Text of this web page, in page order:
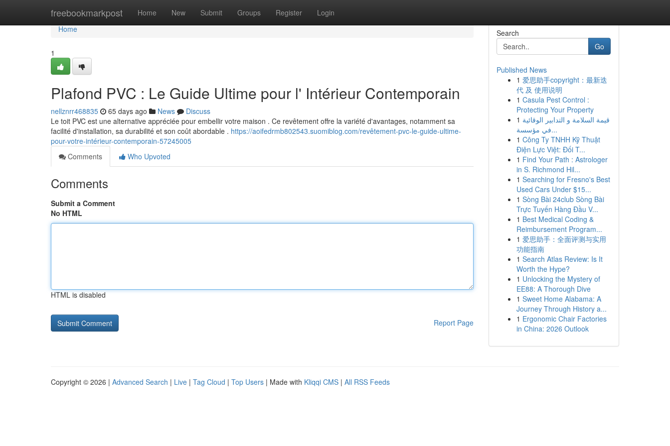
freebookmarkpost Home New Submit Groups Register Login
Home
Home
1
Plafond PVC : Le Guide Ultime pour l' Intérieur Contemporain
nellznrr468835 65 days ago News
Discuss
Le toit PVC est une alternative appréciée pour embellir votre maison . Ce revêtement offre la variété d'avantages, notamment sa
facilité d'installation, sa durabilité et son coût abordable . https://aoifedrmb802543.suomiblog.com/revêtement-pvc-le-guide-ultime-
pour-votre-intérieur-contemporain-57245005
Comments
Who Upvoted
Comments
Submit a Comment
No HTML
HTML is disabled
Report Page
Search
Go
Published News
1 爱思助手copyright：最新迭
代 及 使用说明
1 Casula Pest Control :
Protecting Your Property
1 قيمة السلامة و التدابير الوقائية
في مؤسسة...
1 Công Ty TNHH Kỹ Thuật
Điện Lực Việt: Đối T...
1 Find Your Path : Astrologer
in S. Richmond Hil...
1 Searching for Fresno's Best
Used Cars Under $15...
1 Sòng Bài 24club Sòng Bài
Trực Tuyến Hàng Đầu V...
1 Best Medical Coding &
Reimbursement Program...
1 爱思助手：全面评测与实用
功能指南
1 Search Atlas Review: Is It
Worth the Hype?
1 Unlocking the Mystery of
EE88: A Thorough Dive
1 Sweet Home Alabama: A
Journey Through History a...
1 Ergonomic Chair Factories
in China: 2026 Outlook
Copyright © 2026 | Advanced Search | Live | Tag Cloud | Top Users | Made with Kliqqi CMS | All RSS Feeds